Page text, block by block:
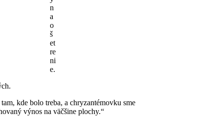
n
a
o
š
et
re
ni
e.
kde bolo treba, a chryzantémovku sme
výnos na väčšine plochy.“